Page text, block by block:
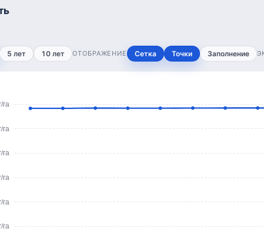
5 лет 10 лет ОТОБРАЖЕНИЕ Сетка Точки Заполнение
га
га
га
га
га
га